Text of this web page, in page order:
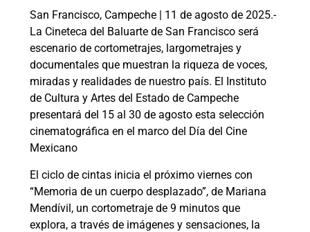
San Francisco, Campeche | 11 de agosto de 2025.-
La Cineteca del Baluarte de San Francisco será
escenario de cortometrajes, largometrajes y
documentales que muestran la riqueza de voces,
miradas y realidades de nuestro país. El Instituto
de Cultura y Artes del Estado de Campeche
presentará del 15 al 30 de agosto esta selección
cinematográfica en el marco del Día del Cine
Mexicano
El ciclo de cintas inicia el próximo viernes con
“Memoria de un cuerpo desplazado”, de Mariana
Mendívil, un cortometraje de 9 minutos que
explora, a través de imágenes y sensaciones, la